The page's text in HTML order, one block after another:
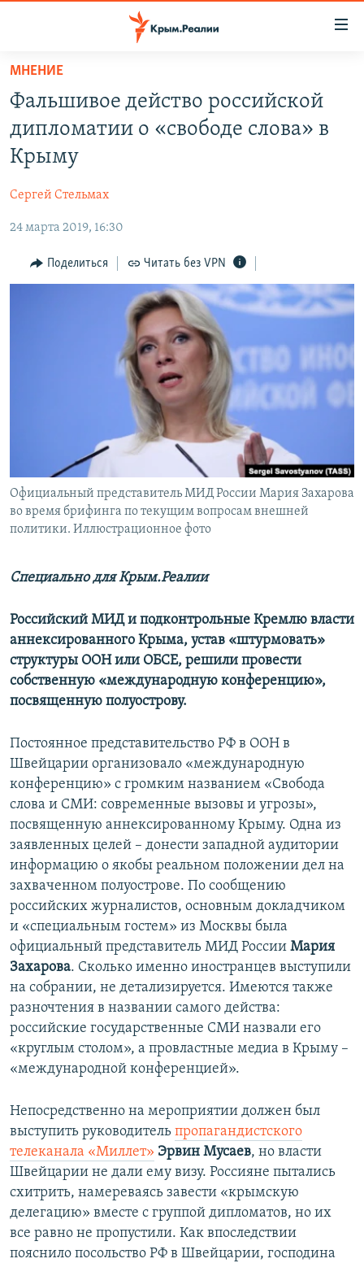
Вернуться
основному
содержанию
Вернутся
главной
навигации
Вернутся
поиску
ВОДА
ЕЩЕ
ИНТЕРАКТИВ
ИНФОГРАФИКА
ТЕЛЕПРОЕКТ КРЫМ.РЕАЛИИ
СОВЕТЫ ПРАВОЗАЩИТНИКОВ
ПРОПАВШИЕ БЕЗ ВЕСТИ
ПОБЕДИТЕЛЕЙ НЕ СУДЯТ?
КРЫМ.НЕПОКОРЕННЫЙ
УКРАИНСКАЯ ПРОБЛЕМА КРЫМА
РАДІО СВОБОДА
КАК ОБОЙТИ БЛОКИРОВКУ
ПРИСОЕДИНЯЙТЕСЬ!
Все сайты RFE/RL
МНЕНИЕ
Фальшивое действо российской
дипломатии о «свободе слова» в
Крыму
Сергей Стельмах
24 марта 2019, 16:30
Поделиться Читать без VPN
Официальный представитель МИД России Мария Захарова
во время брифинга по текущим вопросам внешней
политики. Иллюстрационное фото
Специально для Крым.Реалии
Российский МИД и подконтрольные Кремлю власти
аннексированного Крыма, устав «штурмовать»
структуры ООН или ОБСЕ, решили провести
собственную «международную конференцию»,
посвященную полуострову.
Постоянное представительство РФ в ООН в
Швейцарии организовало «международную
конференцию» с громким названием «Свобода
слова и СМИ: современные вызовы и угрозы»,
посвященную аннексированному Крыму. Одна из
заявленных целей – донести западной аудитории
информацию о якобы реальном положении дел на
захваченном полуострове. По сообщению
российских журналистов, основным докладчиком
и «специальным гостем» из Москвы была
официальный представитель МИД России Мария
Захарова. Сколько именно иностранцев выступили
на собрании, не детализируется. Имеются также
разночтения в названии самого действа:
российские государственные СМИ назвали его
«круглым столом», а провластные медиа в Крыму –
«международной конференцией».
Непосредственно на мероприятии должен был
выступить руководитель пропагандистского
телеканала «Миллет» Эрвин Мусаев, но власти
Швейцарии не дали ему визу. Россияне пытались
схитрить, намереваясь завести «крымскую
делегацию» вместе с группой дипломатов, но их
все равно не пропустили. Как впоследствии
пояснило посольство РФ в Швейцарии, господина